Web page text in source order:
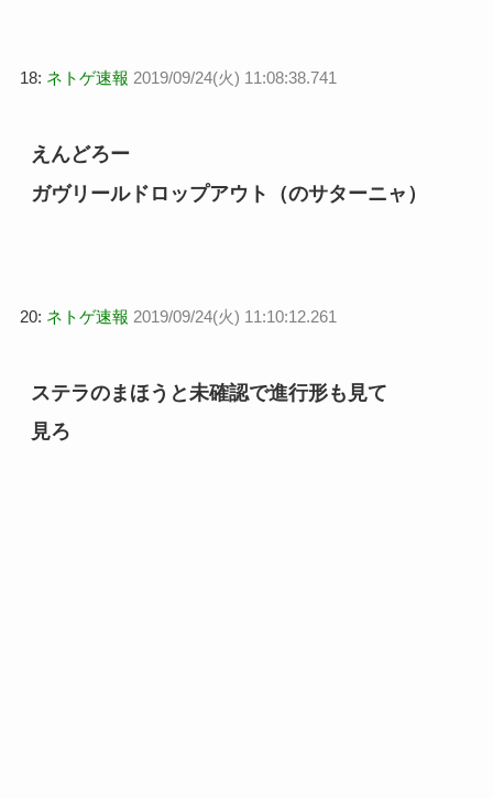
18: ネトゲ速報 2019/09/24(火) 11:08:38.741
えんどろー
ガヴリールドロップアウト（のサターニャ）
20: ネトゲ速報 2019/09/24(火) 11:10:12.261
ステラのまほうと未確認で進行形も見て
見ろ